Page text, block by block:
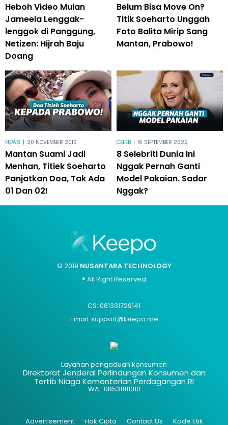
Heboh Video Mulan
Jameela Lenggak-
lenggok di Panggung,
Netizen: Hijrah Baju
Doang
Belum Bisa Move On?
Titik Soeharto Unggah
Foto Balita Mirip Sang
Mantan, Prabowo!
NEWS | 20 NOVEMBER 2019
Mantan Suami Jadi
Menhan, Titiek Soeharto
Panjatkan Doa, Tak Ada
01 Dan 02!
CELEB | 16 SEPTEMBER 2022
8 Selebriti Dunia Ini
Nggak Pernah Ganti
Model Pakaian. Sadar
Nggak?
© 2019 NUSANTARA TECHNOLOGY
® All Right Reserved
CS: 081331729141
Email: support@keepo.me
Layanan pengaduan konsumen
Direktorat Jenderal Perlindungan Konsumen dan
Tertib Niaga Kementerian Perdagangan RI
WA : 085311111010
Advertisement Hak Cipta Contact Us Kode Etik